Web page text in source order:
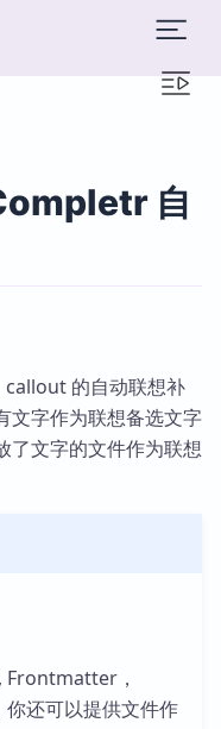
自
的自动联想补
文字作为联想备选文字
了文字的文件作为联想
Frontmatter，
还可以提供文件作